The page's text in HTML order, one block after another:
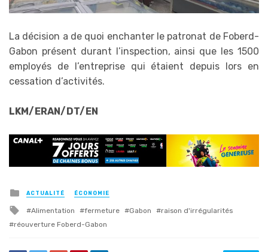
La décision a de quoi enchanter le patronat de Foberd-
Gabon présent durant l’inspection, ainsi que les 1500
employés de l’entreprise qui étaient depuis lors en
cessation d’activités.
LKM/ERAN/DT/EN
Posted
in
ACTUALITÉ ÉCONOMIE
Tagged
with
Alimentation fermeture Gabon
raison d'irrégularités
réouverture Foberd-Gabon